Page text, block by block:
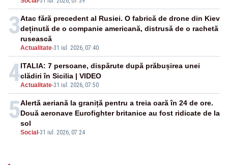
3
Actualitate-31 iul. 2026, 07:40
Atac fără precedent al Rusiei. O fabrică de drone din Kiev
deținută de o companie americană, distrusă de o rachetă
rusească
4Actualitate-31 iul. 2026, 07:50
ITALIA: 7 persoane, dispărute după prăbușirea unei
clădiri în Sicilia | VIDEO
5
Social -31 iul. 2026, 07:24
Alertă aeriană la graniță pentru a treia oară în 24 de ore.
Două aeronave Eurofighter britanice au fost ridicate de la
sol